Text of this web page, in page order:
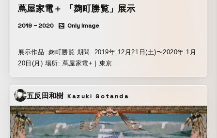
蔦屋家電＋ 「麹町勝覧」展示
2019 ~ 2020 Only Image
展示作品: 麹町勝覧 期間: 2019年 12月21日(土)〜2020年 1月
20日(月) 場所: 蔦屋家電+｜東京
五反田和樹 Kazuki Gotanda